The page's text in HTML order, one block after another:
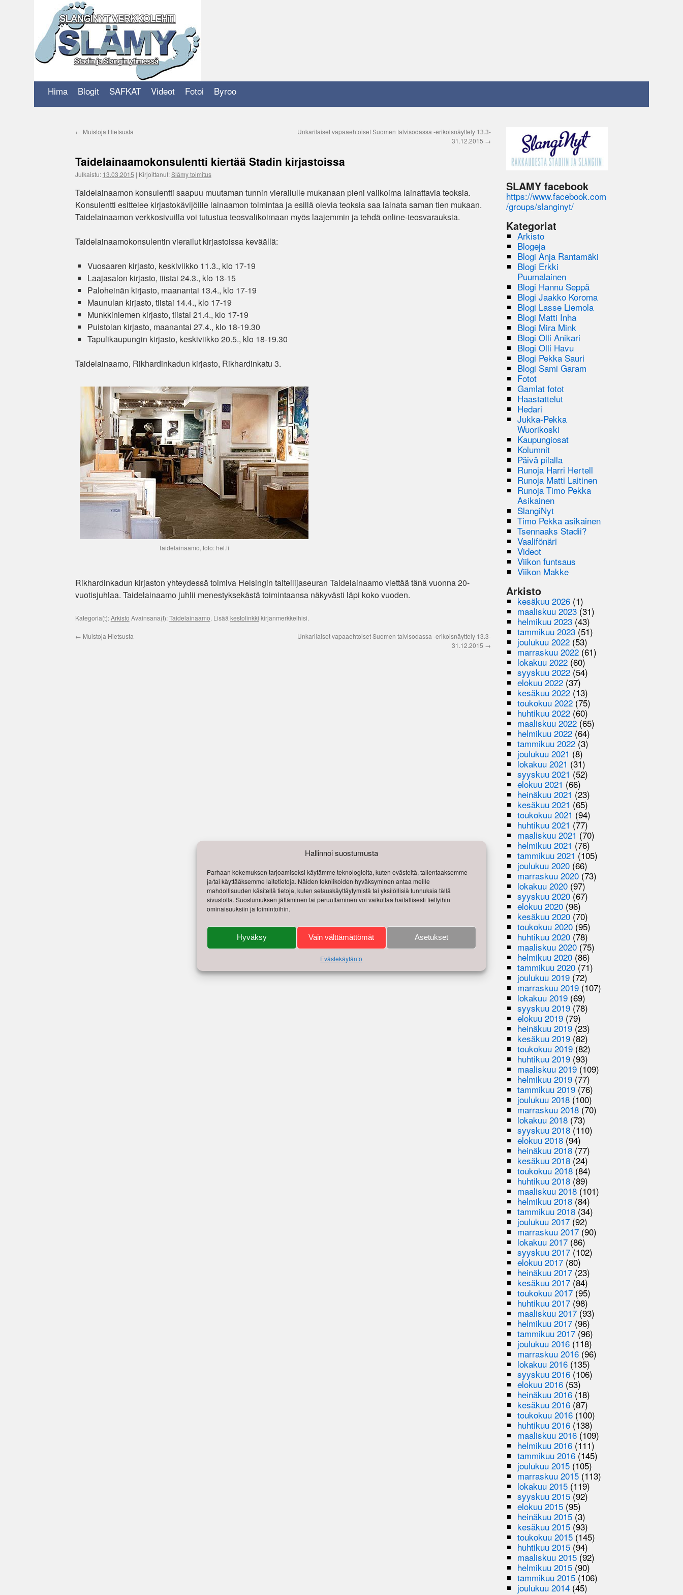
Hallinnoi suostumusta
Parhaan kokemuksen tarjoamiseksi käytämme teknologioita, kuten evästeitä, tallentaaksemme
ja/tai käyttääksemme laitetietoja. Näiden tekniikoiden hyväksyminen antaa meille
mahdollisuuden käsitellä tietoja, kuten selauskäyttäytymistä tai yksilöllisiä tunnuksia tällä
sivustolla. Suostumuksen jättäminen tai peruuttaminen voi vaikuttaa haitallisesti tiettyihin
ominaisuuksiin ja toimintoihin.
Hyväksy Vain välttämättömät Asetukset
Evästekäytäntö
Hima Blogit SAFKAT Videot Fotoi Byroo
← Muistoja Hietsusta
Unkarilaiset vapaaehtoiset Suomen talvisodassa -erikoisnäyttely 13.3-
31.12.2015 →
Taidelainaamokonsulentti kiertää Stadin kirjastoissa
Julkaistu: 13.03.2015 | Kirjoittanut:Slämy toimitus
Taidelainaamon konsulentti saapuu muutaman tunnin vierailulle mukanaan pieni valikoima lainattavia teoksia.
Konsulentti esittelee kirjastokävijöille lainaamon toimintaa ja esillä olevia teoksia saa lainata saman tien mukaan.
Taidelainaamon verkkosivuilla voi tutustua teosvalikoimaan myös laajemmin ja tehdä online-teosvarauksia.
Taidelainaamokonsulentin vierailut kirjastoissa keväällä:
Vuosaaren kirjasto, keskiviikko 11.3., klo 17-19
Laajasalon kirjasto, tiistai 24.3., klo 13-15
Paloheinän kirjasto, maanantai 13.4., klo 17-19
Maunulan kirjasto, tiistai 14.4., klo 17-19
Munkkiniemen kirjasto, tiistai 21.4., klo 17-19
Puistolan kirjasto, maanantai 27.4., klo 18-19.30
Tapulikaupungin kirjasto, keskiviikko 20.5., klo 18-19.30
Taidelainaamo, Rikhardinkadun kirjasto, Rikhardinkatu 3.
Taidelainaamo, foto: hel.fi
Rikhardinkadun kirjaston yhteydessä toimiva Helsingin taiteilijaseuran Taidelainaamo viettää tänä vuonna 20-
vuotisjuhlaa. Taidelainaamo juhlii menestyksekästä toimintaansa näkyvästi läpi koko vuoden.
Kategoria(t):Arkisto Avainsana(t):Taidelainaamo. Lisää kestolinkki kirjanmerkkeihisi.
← Muistoja Hietsusta
Unkarilaiset vapaaehtoiset Suomen talvisodassa -erikoisnäyttely 13.3-
31.12.2015 →
SLAMY facebook
https://www.facebook.com
/groups/slanginyt/
Kategoriat
Arkisto
Blogeja
Blogi Anja Rantamäki
Blogi Erkki
Puumalainen
Blogi Hannu Seppä
Blogi Jaakko Koroma
Blogi Lasse Liemola
Blogi Matti Inha
Blogi Mira Mink
Blogi Olli Anikari
Blogi Olli Havu
Blogi Pekka Sauri
Blogi Sami Garam
Fotot
Gamlat fotot
Haastattelut
Hedari
Jukka-Pekka
Wuorikoski
Kaupungiosat
Kolumnit
Päivä pilalla
Runoja Harri Hertell
Runoja Matti Laitinen
Runoja Timo Pekka
Asikainen
SlangiNyt
Timo Pekka asikainen
Tsennaaks Stadii?
Vaalifönäri
Videot
Viikon funtsaus
Viikon Makke
Arkisto
kesäkuu 2026 (1)
maaliskuu 2023 (31)
helmikuu 2023 (43)
tammikuu 2023(51)
joulukuu 2022 (53)
marraskuu 2022 (61)
lokakuu 2022 (60)
syyskuu 2022(54)
elokuu 2022 (37)
kesäkuu 2022 (13)
toukokuu 2022(75)
huhtikuu 2022 (60)
maaliskuu 2022 (65)
helmikuu 2022 (64)
tammikuu 2022(3)
joulukuu 2021 (8)
lokakuu 2021 (31)
syyskuu 2021 (52)
elokuu 2021 (66)
heinäkuu 2021 (23)
kesäkuu 2021 (65)
toukokuu 2021 (94)
huhtikuu 2021 (77)
maaliskuu 2021 (70)
helmikuu 2021 (76)
tammikuu 2021 (105)
joulukuu 2020 (66)
marraskuu 2020 (73)
lokakuu 2020 (97)
syyskuu 2020(67)
elokuu 2020 (96)
kesäkuu 2020 (70)
toukokuu 2020(95)
huhtikuu 2020 (78)
maaliskuu 2020 (75)
helmikuu 2020 (86)
tammikuu 2020(71)
joulukuu 2019 (72)
marraskuu 2019 (107)
lokakuu 2019 (69)
syyskuu 2019(78)
elokuu 2019 (79)
heinäkuu 2019 (23)
kesäkuu 2019 (82)
toukokuu 2019(82)
huhtikuu 2019 (93)
maaliskuu 2019 (109)
helmikuu 2019 (77)
tammikuu 2019(76)
joulukuu 2018 (100)
marraskuu 2018 (70)
lokakuu 2018 (73)
syyskuu 2018(110)
elokuu 2018 (94)
heinäkuu 2018 (77)
kesäkuu 2018 (24)
toukokuu 2018(84)
huhtikuu 2018 (89)
maaliskuu 2018 (101)
helmikuu 2018 (84)
tammikuu 2018(34)
joulukuu 2017 (92)
marraskuu 2017 (90)
lokakuu 2017 (86)
syyskuu 2017(102)
elokuu 2017 (80)
heinäkuu 2017 (23)
kesäkuu 2017 (84)
toukokuu 2017(95)
huhtikuu 2017 (98)
maaliskuu 2017 (93)
helmikuu 2017 (96)
tammikuu 2017(96)
joulukuu 2016 (118)
marraskuu 2016 (96)
lokakuu 2016 (135)
syyskuu 2016(106)
elokuu 2016 (53)
heinäkuu 2016 (18)
kesäkuu 2016 (87)
toukokuu 2016(100)
huhtikuu 2016 (138)
maaliskuu 2016 (109)
helmikuu 2016 (111)
tammikuu 2016(145)
joulukuu 2015 (105)
marraskuu 2015 (113)
lokakuu 2015 (119)
syyskuu 2015(92)
elokuu 2015 (95)
heinäkuu 2015 (3)
kesäkuu 2015 (93)
toukokuu 2015(145)
huhtikuu 2015 (94)
maaliskuu 2015 (92)
helmikuu 2015 (90)
tammikuu 2015(106)
joulukuu 2014 (45)